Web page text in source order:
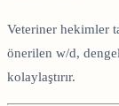
Veteriner hekimler
önerilen w/d,
kolaylaştırır.